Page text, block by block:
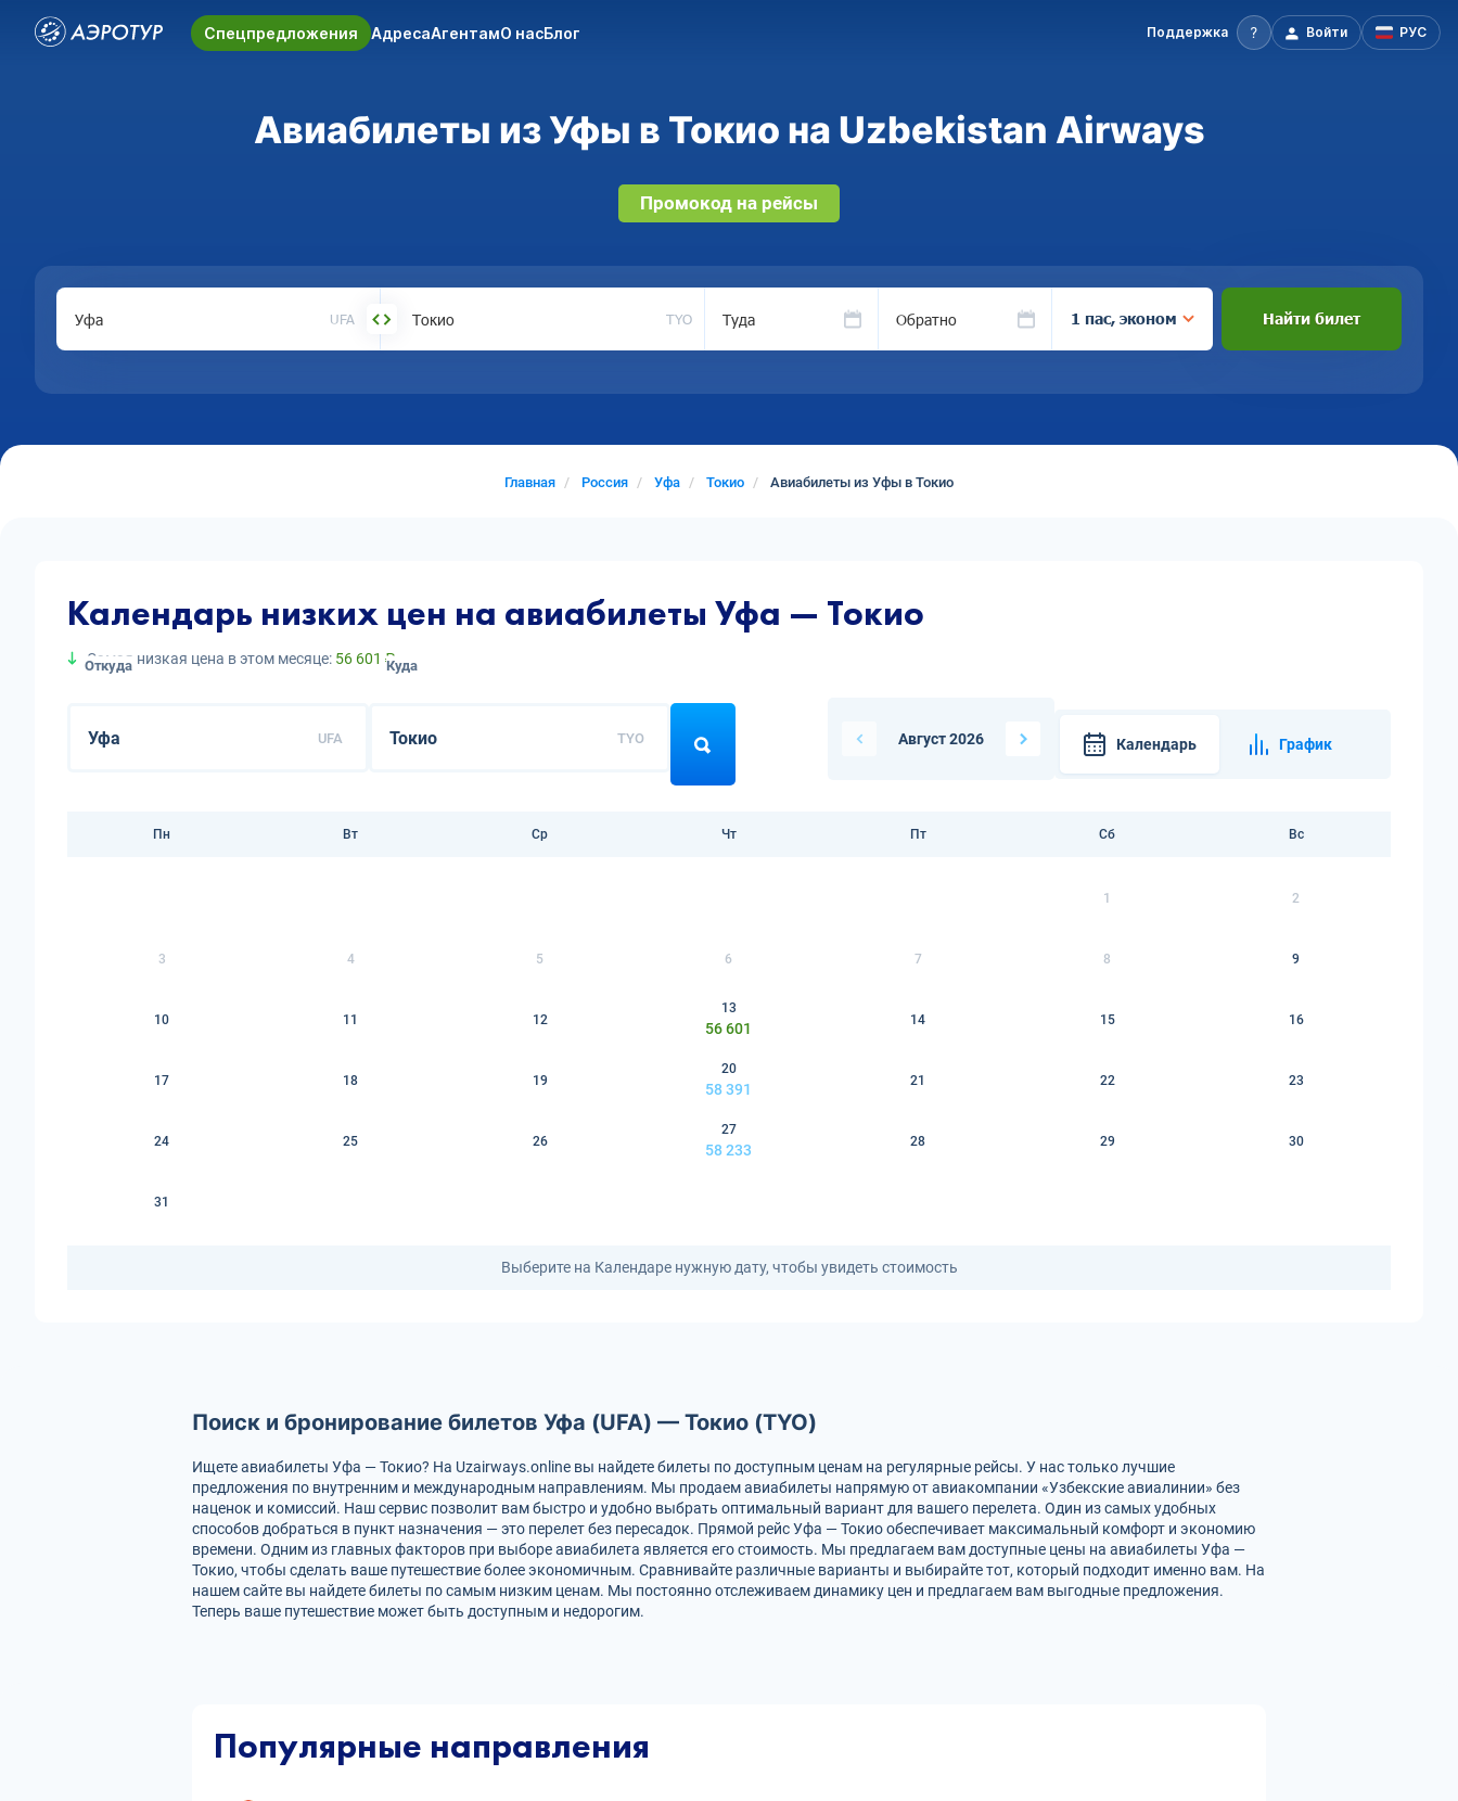
Спецпредложения АдресаАгентамО насБлог Поддержка Войти РУС
Авиабилеты из Уфы в Токио на Uzbekistan Airways
Промокод на рейсы
UFA TYO Туда Обратно 1 пас, эконом Найти билет
Главная Россия Уфа Токио Авиабилеты из Уфы в Токио
Календарь низких цен на авиабилеты Уфа — Токио
Самая низкая цена в этом месяце: 56 601 ₽
Откуда
UFA
Куда
TYO Август 2026 Календарь График
Пн Вт Ср Чт Пт Сб Вс
1 2
3 4 5 6 7 8 9
10 11 12
13
56 601
14 15 16
17 18 19
20
58 391
21 22 23
24 25 26
27
58 233
28 29 30
31
Выберите на Календаре нужную дату, чтобы увидеть стоимость
Поиск и бронирование билетов Уфа (UFA) — Токио (TYO)
Ищете авиабилеты Уфа — Токио? На Uzairways.online вы найдете билеты по доступным ценам на регулярные рейсы. У нас только лучшие
предложения по внутренним и международным направлениям. Мы продаем авиабилеты напрямую от авиакомпании «Узбекские авиалинии» без
наценок и комиссий. Наш сервис позволит вам быстро и удобно выбрать оптимальный вариант для вашего перелета. Один из самых удобных
способов добраться в пункт назначения — это перелет без пересадок. Прямой рейс Уфа — Токио обеспечивает максимальный комфорт и экономию
времени. Одним из главных факторов при выборе авиабилета является его стоимость. Мы предлагаем вам доступные цены на авиабилеты Уфа —
Токио, чтобы сделать ваше путешествие более экономичным. Сравнивайте различные варианты и выбирайте тот, который подходит именно вам. На
нашем сайте вы найдете билеты по самым низким ценам. Мы постоянно отслеживаем динамику цен и предлагаем вам выгодные предложения.
Теперь ваше путешествие может быть доступным и недорогим.
Популярные направления